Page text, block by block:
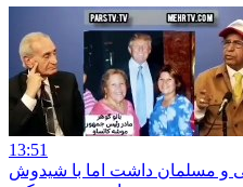
13:51
و مسلمان داشت اما با شیدوش